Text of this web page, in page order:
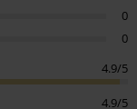
0
0
4.9/5
4.9/5